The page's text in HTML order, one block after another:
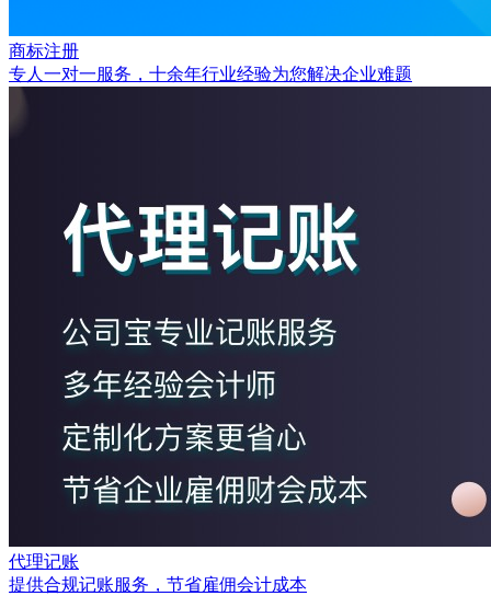
商标注册
专人一对一服务，十余年行业经验为您解决企业难题
代理记账
提供合规记账服务，节省雇佣会计成本